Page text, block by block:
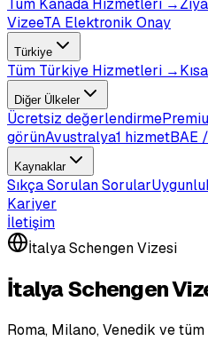
Tüm Kanada Hizmetleri →
VizeeTA Elektronik Onay
Türkiye
Tüm Türkiye Hizmetleri →
Diğer Ülkeler
Ücretsiz değerlendirme
görünAvustralya1 hizmetBAE
Kaynaklar
Sıkça Sorulan Sorular
Kariyer
İletişim
İtalya Schengen Vizesi
İtalya Schengen
Roma, Milano, Venedik ve